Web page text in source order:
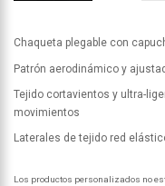
Chaqueta plegable con
Patrón aerodinámico y
Tejido cortavientos y ultra-
movimientos
Laterales de tejido red
Los productos personalizados no